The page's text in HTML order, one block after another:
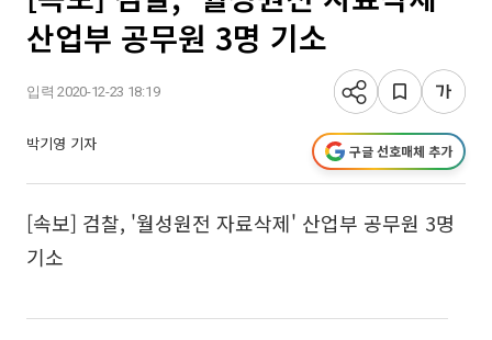
산업부 공무원 3명 기소
입력 2020-12-23 18:19
박기영 기자 구글 선호매체 추가
[속보] 검찰, '월성원전 자료삭제' 산업부 공무원 3명
기소